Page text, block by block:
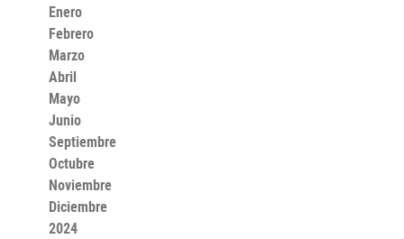
Enero
Febrero
Marzo
Abril
Mayo
Junio
Septiembre
Octubre
Noviembre
Diciembre
2024